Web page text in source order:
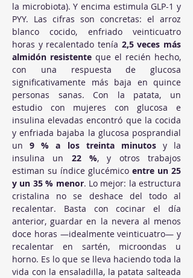
la microbiota). Y encima estimula GLP-1 y
PYY. Las cifras son concretas: el arroz
blanco cocido, enfriado veinticuatro
horas y recalentado tenía 2,5 veces más
almidón resistente que el recién hecho,
con una respuesta de glucosa
significativamente más baja en quince
personas sanas. Con la patata, un
estudio con mujeres con glucosa e
insulina elevadas encontró que la cocida
y enfriada bajaba la glucosa posprandial
un 9 % a los treinta minutos y la
insulina un 22 %, y otros trabajos
estiman su índice glucémico entre un 25
y un 35 % menor. Lo mejor: la estructura
cristalina no se deshace del todo al
recalentar. Basta con cocinar el día
anterior, guardar en la nevera al menos
doce horas —idealmente veinticuatro— y
recalentar en sartén, microondas u
horno. Es lo que se lleva haciendo toda la
vida con la ensaladilla, la patata salteada